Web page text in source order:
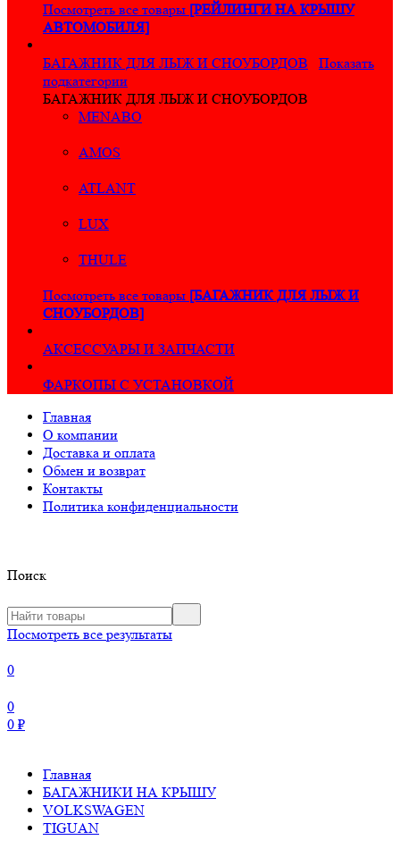
Посмотреть все товары [РЕЙЛИНГИ НА КРЫШУ
АВТОМОБИЛЯ]
БАГАЖНИК ДЛЯ ЛЫЖ И СНОУБОРДОВ
Показать
подкатегории
БАГАЖНИК ДЛЯ ЛЫЖ И СНОУБОРДОВ
MENABO
AMOS
ATLANT
LUX
THULE
Посмотреть все товары [БАГАЖНИК ДЛЯ ЛЫЖ И
СНОУБОРДОВ]
АКСЕССУАРЫ И ЗАПЧАСТИ
ФАРКОПЫ С УСТАНОВКОЙ
Главная
О компании
Доставка и оплата
Обмен и возврат
Контакты
Политика конфиденциальности
Поиск
Посмотреть все результаты
0
0
0 ₽
Главная
БАГАЖНИКИ НА КРЫШУ
VOLKSWAGEN
TIGUAN